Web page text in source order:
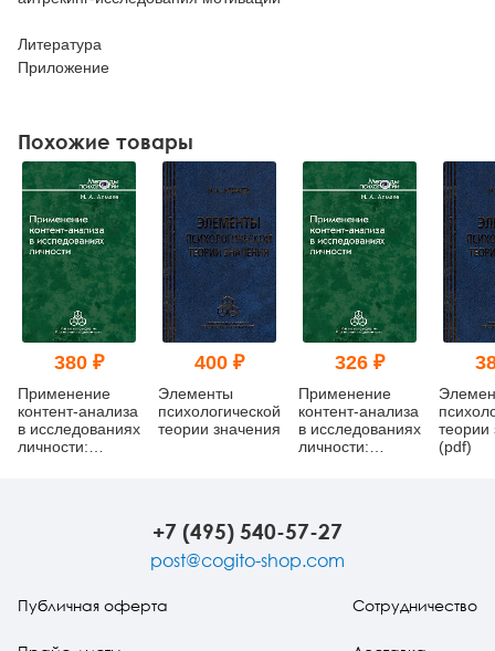
Литература
Приложение
Похожие товары
380 ₽
Применение
контент-анализа
в исследованиях
личности:
400 ₽
Элементы
психологической
теории значения
326 ₽
Применение
контент-анализа
в исследованиях
личности:
теории
(pdf)
+7 (495) 540-57-27
post@cogito-shop.com
Публичная оферта Сотрудничество